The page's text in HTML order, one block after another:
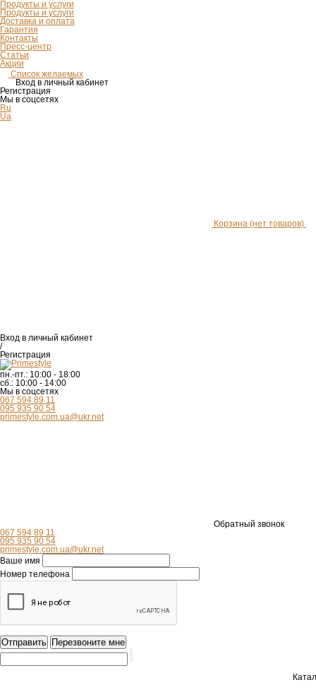
Продукты и услуги
Продукты и услуги
Доставка и оплата
Гарантия
Контакты
Пресс-центр
Статьи
Акции
Список желаемых
Вход в личный кабинет
Регистрация
Мы в соцсетях
Ru
Ua
Корзина (нет товаров)
Вход в личный кабинет
/
Регистрация
пн.-пт.: 10:00 - 18:00
сб.: 10:00 - 14:00
Мы в соцсетях
067 594 89 11
095 935 90 54
primestyle.com.ua@ukr.net
Обратный звонок
067 594 89 11
095 935 90 54
primestyle.com.ua@ukr.net
Ваше имя
Номер телефона